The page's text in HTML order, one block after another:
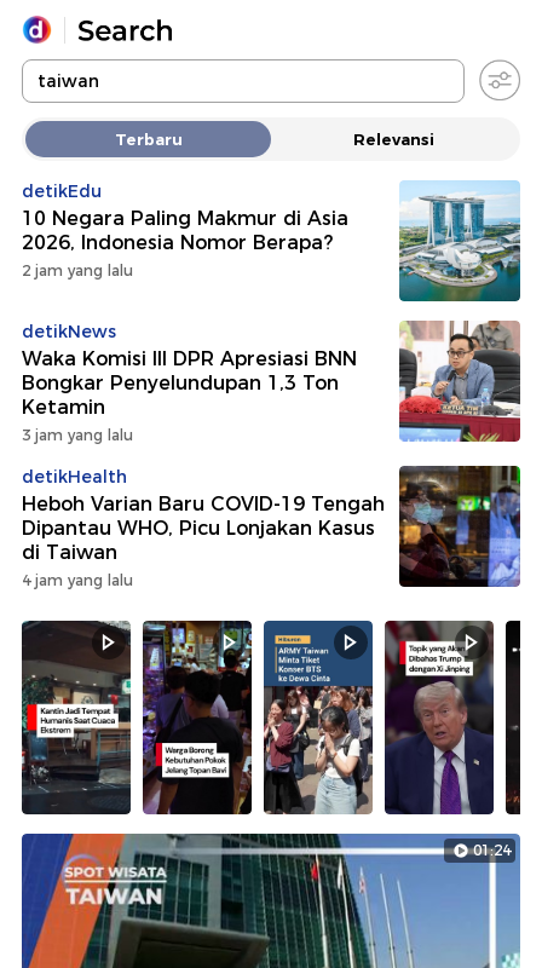
Yang sedang ramai dicari
Loading...
Promoted
Terakhir yang dicari
Terbaru Relevansi
detikEdu
10 Negara Paling Makmur di Asia
2026, Indonesia Nomor Berapa?
2 jam yang lalu
detikNews
Waka Komisi III DPR Apresiasi BNN
Bongkar Penyelundupan 1,3 Ton
Ketamin
3 jam yang lalu
detikHealth
Heboh Varian Baru COVID-19 Tengah
Dipantau WHO, Picu Lonjakan Kasus
di Taiwan
4 jam yang lalu
01:24